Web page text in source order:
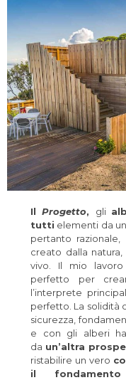
IlProgetto, gli
tutti elementi da
pertanto
creato dalla
vivo. Il mio
perfetto per
l’interprete
perfetto. La solidità
sicurezza,
e con gli alberi
da un’altra
ristabilire un vero
il